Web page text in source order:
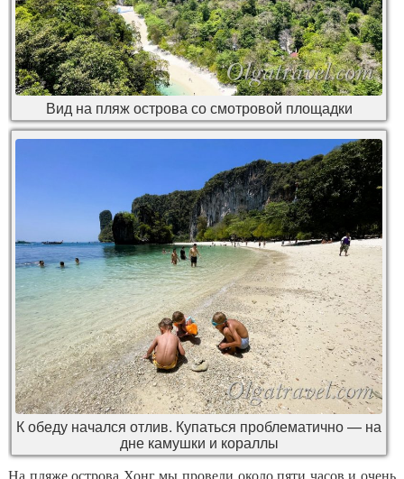
Вид на пляж острова со смотровой площадки
К обеду начался отлив. Купаться проблематично — на
дне камушки и кораллы
На пляже острова Хонг мы провели около пяти часов и очень